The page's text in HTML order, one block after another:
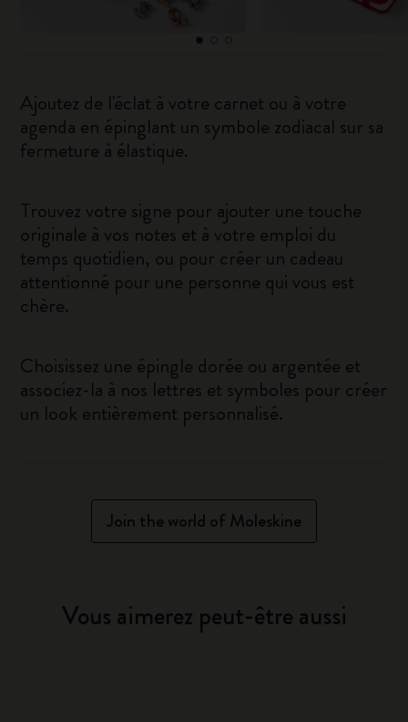
Ajoutez de l'éclat à votre carnet ou à votre
agenda en épinglant un symbole zodiacal sur sa
fermeture à élastique.
Trouvez votre signe pour ajouter une touche
originale à vos notes et à votre emploi du
temps quotidien, ou pour créer un cadeau
attentionné pour une personne qui vous est
chère.
Choisissez une épingle dorée ou argentée et
associez-la à nos lettres et symboles pour créer
un look entièrement personnalisé.
Join the world of Moleskine
Vous aimerez peut-être aussi